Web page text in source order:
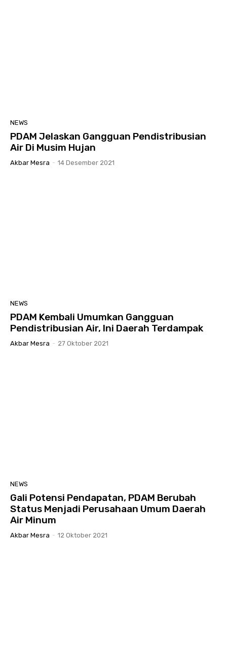
NEWS
PDAM Jelaskan Gangguan Pendistribusian
Air Di Musim Hujan
Akbar Mesra - 14 Desember 2021
NEWS
PDAM Kembali Umumkan Gangguan
Pendistribusian Air, Ini Daerah Terdampak
Akbar Mesra - 27 Oktober 2021
NEWS
Gali Potensi Pendapatan, PDAM Berubah
Status Menjadi Perusahaan Umum Daerah
Air Minum
Akbar Mesra - 12 Oktober 2021